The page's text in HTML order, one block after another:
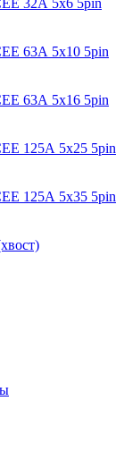
32А 5x6 5pin
63А 5x10 5pin
63А 5x16 5pin
125А 5x25 5pin
125А 5x35 5pin